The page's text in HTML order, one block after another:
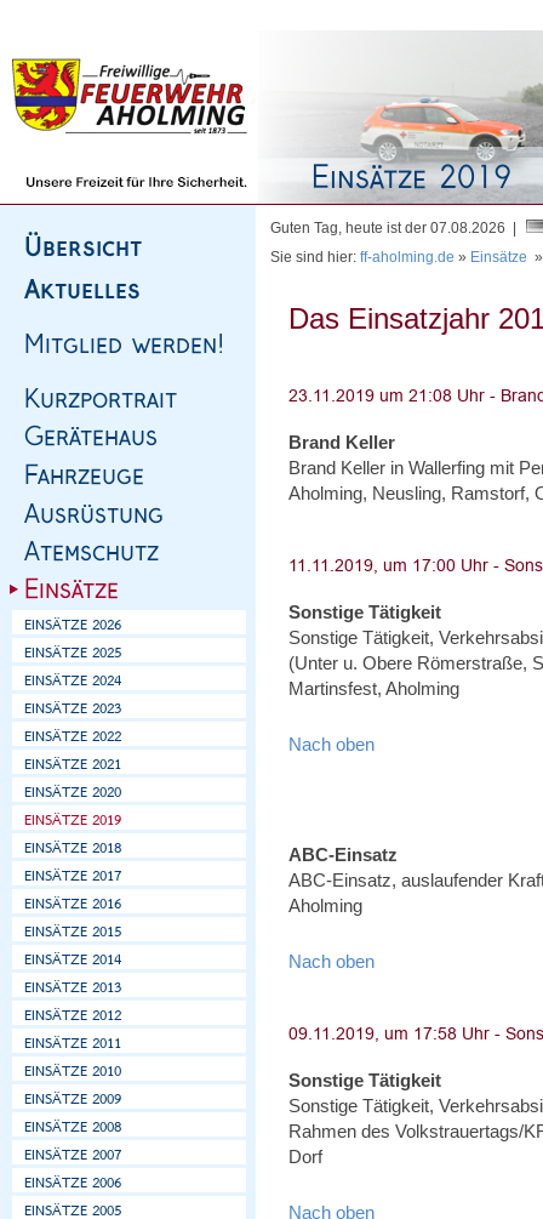
Guten Tag, heute ist der 07.08.2026 |
Sie sind hier: ff-aholming.de » Einsätze
Das Einsatzjahr
Brand Keller
Brand Keller in Wallerfing mit
Aholming, Neusling, Ramstorf,
Sonstige Tätigkeit
Sonstige Tätigkeit,
(Unter u. Obere Römerstraße,
Martinsfest, Aholming
Nach oben
ABC-Einsatz
ABC-Einsatz, auslaufender
Aholming
Nach oben
Sonstige Tätigkeit
Sonstige Tätigkeit,
Rahmen des Volkstrauertags/
Dorf
Nach oben